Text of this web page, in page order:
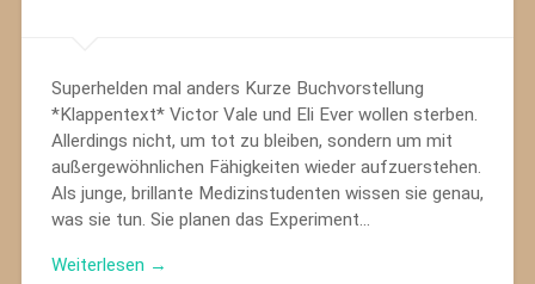
Superhelden mal anders Kurze Buchvorstellung
*Klappentext* Victor Vale und Eli Ever wollen sterben.
Allerdings nicht, um tot zu bleiben, sondern um mit
außergewöhnlichen Fähigkeiten wieder aufzuerstehen.
Als junge, brillante Medizinstudenten wissen sie genau,
was sie tun. Sie planen das Experiment…
Weiterlesen →